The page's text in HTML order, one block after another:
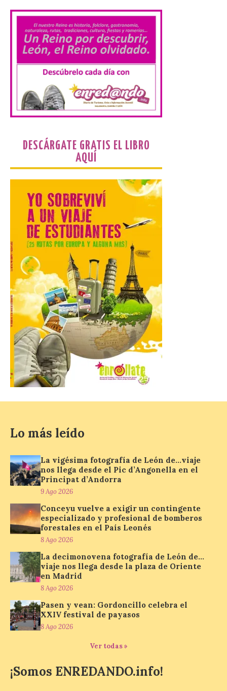
Enróllate, la Asociación
Conceyu País Llionés y el Diario de
Turismo, Ocio e Información para
jóvenes “Enredando.info”. Miguel Robles
nos envía la vigésima fotografía de […]
Concierto del Iberia
Marimba Ensemble en la
Plaza del Ayuntamiento de
Ponferrada
9 Ago 2026
Iberia Marimba es un es
un encuentro
internacional que se
celebra en el mes de
agosto en la localidad
gallega de Merza, dedicado a la marimba y
la música de cámara. La Plaza del
Ayuntamiento de Ponferrada acogerá
este domingo, […]
MADO Madrid Orgullo
2026 vuelve a situarse
como uno de los
principales motores
económicos y turísticos de
Madrid
9 Ago 2026
El gasto total aumentó un
1,4 % respecto al año
gasto, con un 25,9 % del total, seguido por
restauración […]
Grupo Iberia incrementa a
tres los vuelos diarios a
temporada de invierno
9 Ago 2026
La compañía, a través de
Air Nostrum e Iberia
Express, conectará
Madrid y Mahón con una
que aumenta un 27% el número de plazas
en la ruta. La nueva programación
refuerza la conectividad internacional de
la […]
La Feria del Motor abre
sus puertas en el Colegio
DESCÁRGATE GRATIS EL LIBRO
AQUÍ
Lo más leído
La vigésima fotografía de León de…viaje
nos llega desde el Pic d’Angonella en el
Principat d’Andorra
9 Ago 2026
Conceyu vuelve a exigir un contingente
especializado y profesional de bomberos
forestales en el País Leonés
8 Ago 2026
La decimonovena fotografía de León de…
viaje nos llega desde la plaza de Oriente
en Madrid
8 Ago 2026
Pasen y vean: Gordoncillo celebra el
XXIV festival de payasos
8 Ago 2026
Ver todas »
¡Somos ENREDANDO.info!